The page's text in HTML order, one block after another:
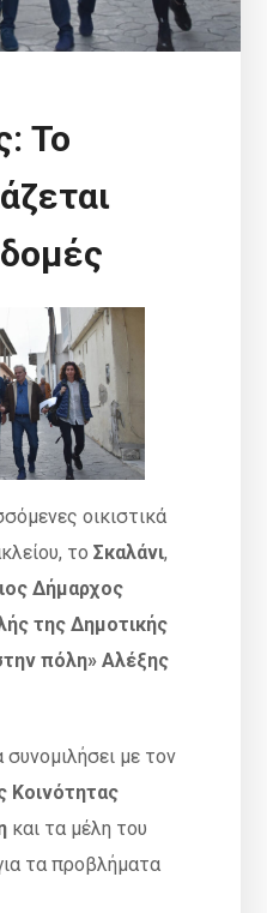
Το
οικιστικά
τοΣκαλάνι,
Δήμαρχος
της Δημοτικής
πόλη» Αλέξης
συνομιλήσει με τον
Κοινότητας
και τα μέλη του
τα προβλήματα